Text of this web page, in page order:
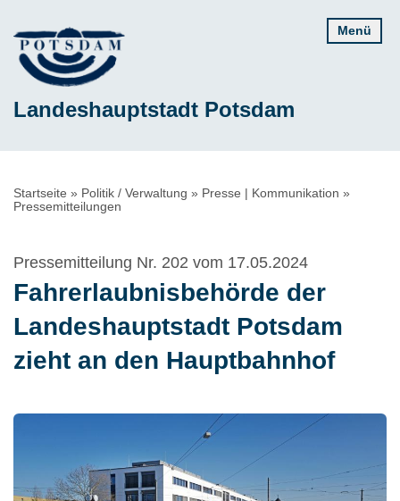
zum
Inhalt
Landeshauptstadt Potsdam
Menü
Pfadnavigation
Startseite Politik / Verwaltung
Presse | Kommunikation
Pressemitteilungen
Pressemitteilung Nr. 202 vom 17.05.2024
Fahrerlaubnisbehörde der
Landeshauptstadt Potsdam
zieht an den Hauptbahnhof